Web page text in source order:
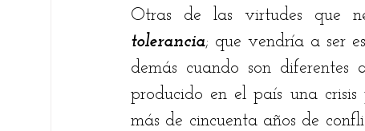
Otras de las virtudes que
tolerancia; que vendría a ser
demás cuando son diferentes
producido en el país una
más de cincuenta años de